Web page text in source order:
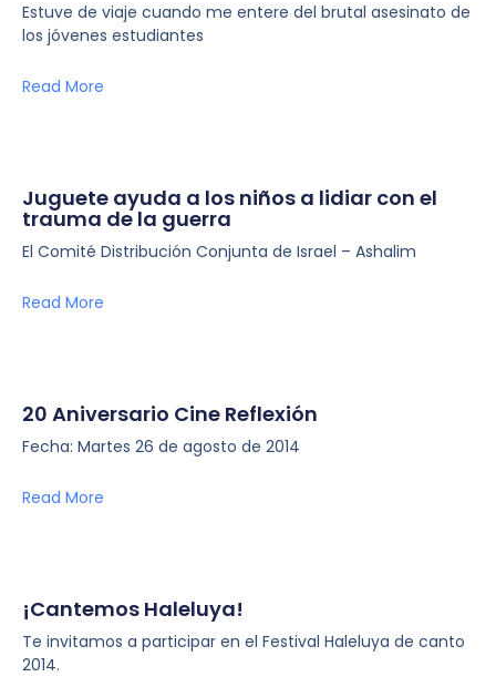
Estuve de viaje cuando me entere del brutal asesinato de
los jóvenes estudiantes
Read More
Juguete ayuda a los niños a lidiar con el
trauma de la guerra
El Comité Distribución Conjunta de Israel – Ashalim
Read More
20 Aniversario Cine Reflexión
Fecha: Martes 26 de agosto de 2014
Read More
¡Cantemos Haleluya!
Te invitamos a participar en el Festival Haleluya de canto
2014.